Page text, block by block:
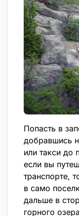
Попасть в
добравшись
или такси до
если вы
транспорте,
в само
дальше в
горного